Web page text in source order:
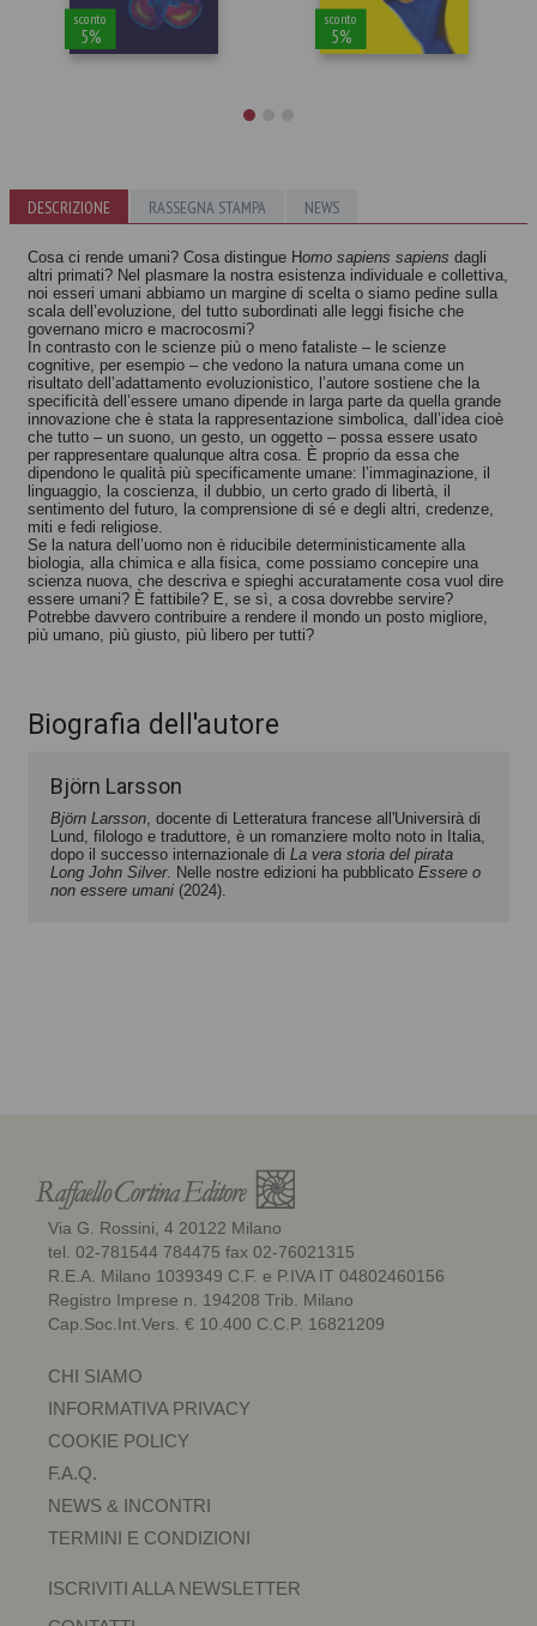
sconto
5%
La natura e la
regola
Autori vari
sconto
5%
bocca
Michael C. Corballis
DESCRIZIONE RASSEGNA STAMPA NEWS
Cosa ci rende umani? Cosa distingue Homo sapiens sapiens dagli
altri primati? Nel plasmare la nostra esistenza individuale e collettiva,
noi esseri umani abbiamo un margine di scelta o siamo pedine sulla
scala dell’evoluzione, del tutto subordinati alle leggi fisiche che
governano micro e macrocosmi?
In contrasto con le scienze più o meno fataliste – le scienze
cognitive, per esempio – che vedono la natura umana come un
risultato dell’adattamento evoluzionistico,
l’autore sostiene che la
specificità dell’essere umano dipende in larga parte da quella grande
innovazione che è stata la rappresentazione simbolica, dall’idea cioè
che tutto – un suono, un gesto, un oggetto – possa essere usato
per rappresentare qualunque altra cosa. È proprio da essa che
dipendono le qualità più specificamente umane: l’immaginazione, il
linguaggio,
la coscienza, il dubbio, un certo grado di libertà, il
sentimento del futuro, la comprensione di sé e degli altri, credenze,
miti e fedi religiose.
Se la natura dell’uomo non è riducibile deterministicamente alla
biologia, alla chimica e alla fisica, come possiamo concepire una
scienza nuova, che descriva e spieghi accuratamente cosa vuol dire
essere umani? È fattibile? E, se sì, a cosa dovrebbe servire?
Potrebbe davvero contribuire a rendere il mondo un posto migliore,
più umano, più giusto, più libero per tutti?
Biografia dell'autore
Björn Larsson
Björn Larsson , docente di Letteratura francese all'Universirà di
Lund, filologo e traduttore, è un romanziere molto noto in Italia,
dopo il successo internazionale di La vera storia del pirata
Long John Silver. Nelle nostre edizioni ha pubblicato Essere o
non essere umani (2024).
Via G. Rossini, 4 20122 Milano
tel. 02-781544 784475 fax 02-76021315
R.E.A. Milano 1039349 C.F. e P.IVA IT 04802460156
Registro Imprese n. 194208 Trib. Milano
Cap.Soc.Int.Vers. € 10.400 C.C.P. 16821209
CHI SIAMO
INFORMATIVA PRIVACY
COOKIE POLICY
F.A.Q.
NEWS & INCONTRI
TERMINI E CONDIZIONI
ISCRIVITI ALLA NEWSLETTER